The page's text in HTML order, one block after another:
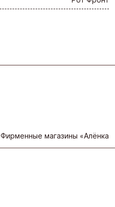
Фирменные магазины «Алёнка»